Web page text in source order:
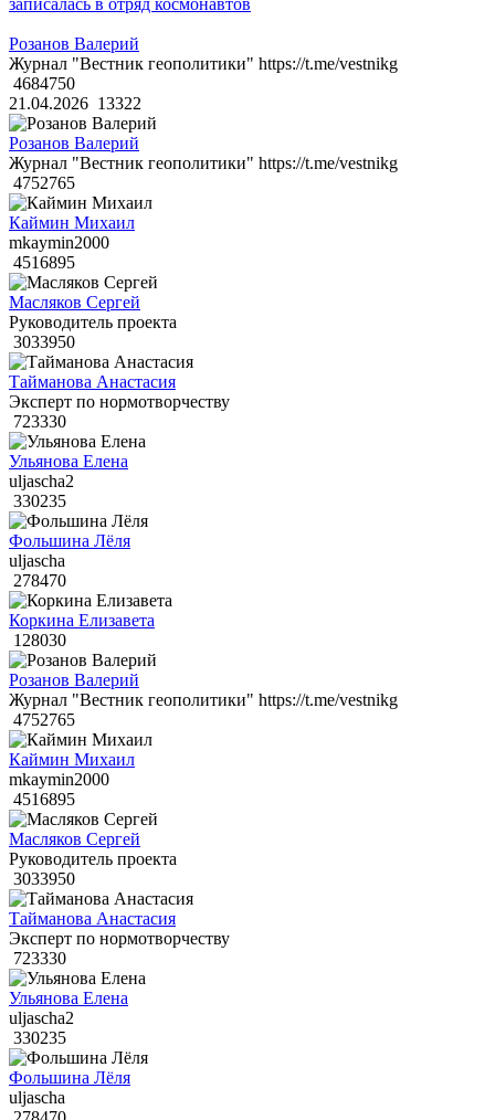
записалась в отряд космонавтов
Розанов Валерий
Журнал "Вестник геополитики" https://t.me/vestnikg
4684750
21.04.2026 13322
Розанов Валерий
Журнал "Вестник геополитики" https://t.me/vestnikg
4752765
Каймин Михаил
mkaymin2000
4516895
Масляков Сергей
Руководитель проекта
3033950
Тайманова Анастасия
Эксперт по нормотворчеству
723330
Ульянова Елена
uljascha2
330235
Фольшина Лёля
uljascha
278470
Коркина Елизавета
128030
Розанов Валерий
Журнал "Вестник геополитики" https://t.me/vestnikg
4752765
Каймин Михаил
mkaymin2000
4516895
Масляков Сергей
Руководитель проекта
3033950
Тайманова Анастасия
Эксперт по нормотворчеству
723330
Ульянова Елена
uljascha2
330235
Фольшина Лёля
uljascha